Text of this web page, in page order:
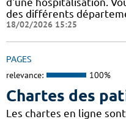
des différents
18/02/2026 15:25
PAGES
relevance: 100%
Chartes des
Les chartes en ligne